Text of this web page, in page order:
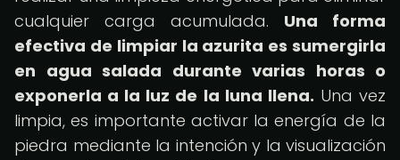
cualquier carga acumulada. Una forma
efectiva de limpiar la azurita es sumergirla
en agua salada durante varias horas o
exponerla a la luz de la luna llena. Una vez
limpia, es importante activar la energía de la
piedra mediante la intención y la visualización